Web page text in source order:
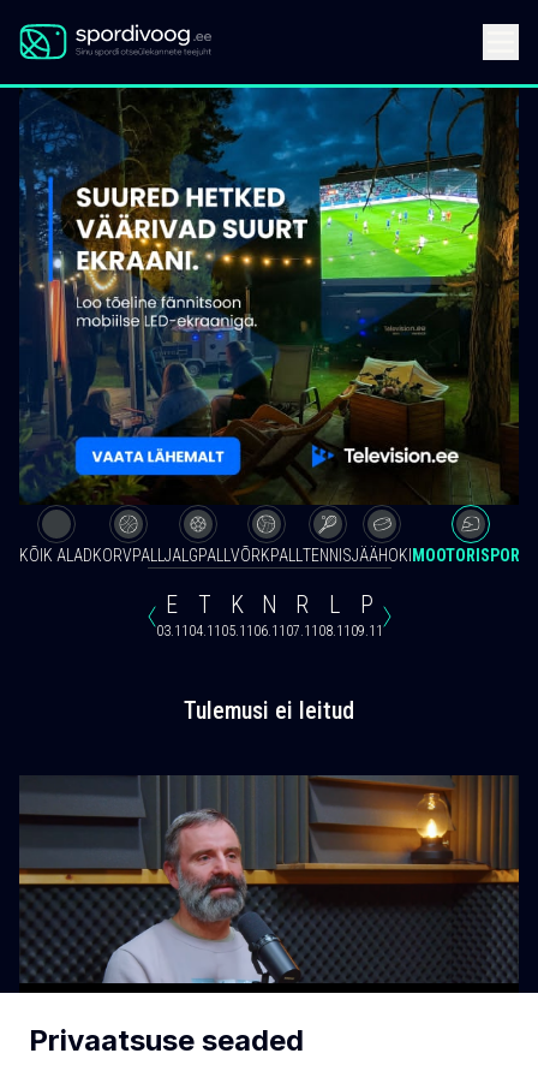
KÕIK ALADKORVPALL JALGPALL VÕRKPALL TENNISJÄÄHOKI MOOTORISPORT
E
03.11
T
04.11
K
05.11
N
06.11
R
07.11
L
08.11
P
09.11
Tulemusi ei leitud
Privaatsuse seaded